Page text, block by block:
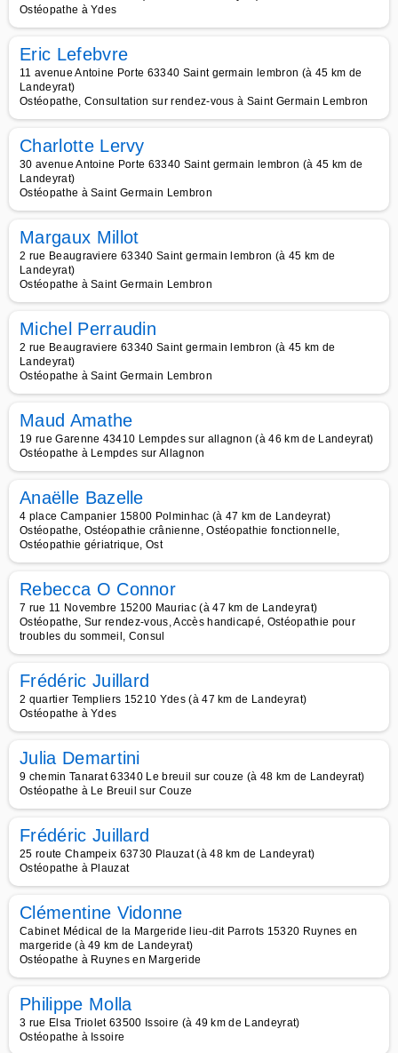
Ostéopathe à Ydes
Eric Lefebvre
11 avenue Antoine Porte 63340 Saint germain lembron (à 45 km de
Landeyrat)
Ostéopathe, Consultation sur rendez-vous à Saint Germain Lembron
Charlotte Lervy
30 avenue Antoine Porte 63340 Saint germain lembron (à 45 km de
Landeyrat)
Ostéopathe à Saint Germain Lembron
Margaux Millot
2 rue Beaugraviere 63340 Saint germain lembron (à 45 km de
Landeyrat)
Ostéopathe à Saint Germain Lembron
Michel Perraudin
2 rue Beaugraviere 63340 Saint germain lembron (à 45 km de
Landeyrat)
Ostéopathe à Saint Germain Lembron
Maud Amathe
19 rue Garenne 43410 Lempdes sur allagnon (à 46 km de Landeyrat)
Ostéopathe à Lempdes sur Allagnon
Anaëlle Bazelle
4 place Campanier 15800 Polminhac (à 47 km de Landeyrat)
Ostéopathe, Ostéopathie crânienne, Ostéopathie fonctionnelle,
Ostéopathie gériatrique, Ost
Rebecca O Connor
7 rue 11 Novembre 15200 Mauriac (à 47 km de Landeyrat)
Ostéopathe, Sur rendez-vous, Accès handicapé, Ostéopathie pour
troubles du sommeil, Consul
Frédéric Juillard
2 quartier Templiers 15210 Ydes (à 47 km de Landeyrat)
Ostéopathe à Ydes
Julia Demartini
9 chemin Tanarat 63340 Le breuil sur couze (à 48 km de Landeyrat)
Ostéopathe à Le Breuil sur Couze
Frédéric Juillard
25 route Champeix 63730 Plauzat (à 48 km de Landeyrat)
Ostéopathe à Plauzat
Clémentine Vidonne
Cabinet Médical de la Margeride lieu-dit Parrots 15320 Ruynes en
margeride (à 49 km de Landeyrat)
Ostéopathe à Ruynes en Margeride
Philippe Molla
3 rue Elsa Triolet 63500 Issoire (à 49 km de Landeyrat)
Ostéopathe à Issoire